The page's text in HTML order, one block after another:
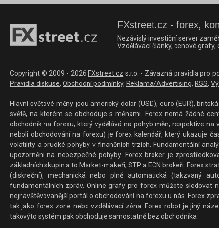
FXstreet.cz - forex,
Nezávislý investiční server
Vzdělávací články, cenové
Copyright © 2009 - 2026 FXstreet.cz s.r.o. - Závazná pravidla pro
Pravidla diskuse, Obchodní podmínky, Reklama/Advertising, RSS,
Hlavní světové měny jsou americký dolar (USD), euro (EUR),
světě, na kterém se obchoduje s měnami. Forex nemá žádné
obchodník na forexu, který vydělává na pohyb měn, respektive
neboli obchodování na forexu) je forex kalendář, který ukazuje
volatility a prudké pohyby v finančních trzích. Fundamentální
upozornění na nebezpečné pohyby. Forex broker je
základních skupin a to Market-makeři, STP a ECN brokeři. Forex
(diskreční), mechanická nebo plně automatická (takzvaný
fundamentálních zpráv. Online grafy pro forex můžete sledovat
nejnavštěvovanější portál o obchodování na forexu u nás. Forex
tak jako forex zone nebo vzdělávací zóna. Forex robot je jiný
takovýto systém pak obchoduje samostatně bez obchodníka.